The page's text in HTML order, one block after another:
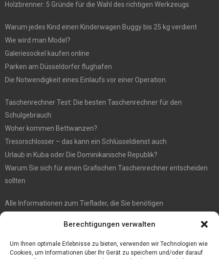
Berechtigungen verwalten
Um Ihnen optimale Erlebnisse zu bieten, verwenden wir Technologien wie
Cookies, um Informationen über Ihr Gerät zu speichern und/oder darauf
Holzbrenner: 5 Gründe für die Wahl des richtigen Werkzeugs
Warum jedes Kind einen Kinderwagen Buggy bis 25 kg verdient
Wie wird man Model?
Galeriesockel kaufen online
Parken am Düsseldorfer flughafen
Die Notwendigkeit eines Einlaufs vor einer Operation
Taschenrechner Test: Die besten Taschenrechner für den
Schulgebrauch
Woher kommen Bettwanzen?
Tresorschlosser – das kann ein Schlüsseldienst auch
Urlaub in Kuba oder Die Dominikanische Republik?
Warum Sie sich für einen Grafischen Taschenrechner entscheiden
sollten
Alle Informationen zum Tieflader, die Sie benötigen
Die Kerbl Taon X Bremsenfalle für jeden Pferdehalter
Die Moderne Welle: Kommunionkleider Modern